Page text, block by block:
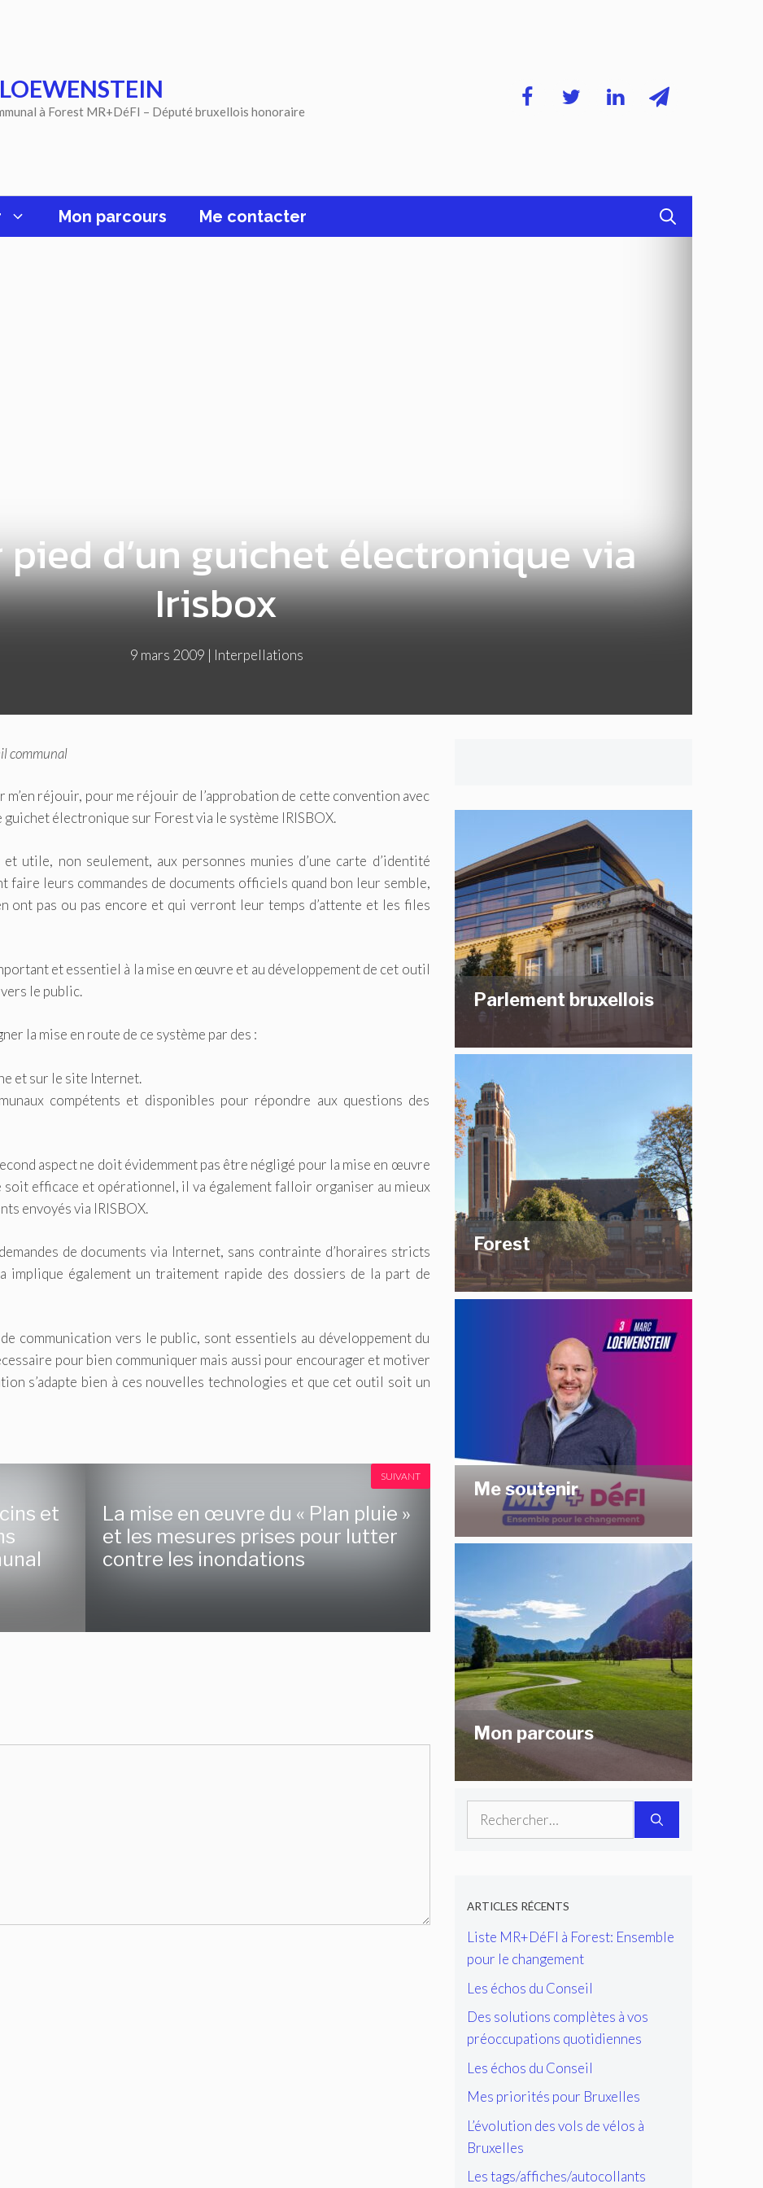
à Forest MR+DéFI – Député bruxellois honoraire
Mon parcours Me contacter
pied d’un guichet électronique via
Irisbox
9 mars 2009 | Interpellations
communal
réjouir, pour me réjouir de l’approbation de cette convention avec
électronique sur Forest via le système IRISBOX.
utile, non seulement, aux personnes munies d’une carte d’identité
leurs commandes de documents officiels quand bon leur semble,
ont pas ou pas encore et qui verront leur temps d’attente et les files
et essentiel à la mise en œuvre et au développement de cet outil
le public.
la mise en route de ce système par des :
et sur le site Internet.
compétents et disponibles pour répondre aux questions des
aspect ne doit évidemment pas être négligé pour la mise en œuvre
efficace et opérationnel, il va également falloir organiser au mieux
envoyés via IRISBOX.
de documents via Internet, sans contrainte d’horaires stricts
implique également un traitement rapide des dossiers de la part de
communication vers le public, sont essentiels au développement du
pour bien communiquer mais aussi pour encourager et motiver
s’adapte bien à ces nouvelles technologies et que cet outil soit un
et
La mise en œuvre du « Plan pluie »
et les mesures prises pour lutter
contre les inondations
SUIVANT
Parlement bruxellois
Forest
Me soutenir
Mon parcours
Rechercher :
ARTICLES RÉCENTS
Liste MR+DéFI à Forest: Ensemble
pour le changement
Les échos du Conseil
Des solutions complètes à vos
préoccupations quotidiennes
Les échos du Conseil
Mes priorités pour Bruxelles
L’évolution des vols de vélos à
Bruxelles
Les tags/affiches/autocollants